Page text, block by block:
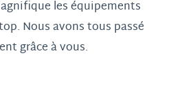
les équipements
Nous avons tous passé
grâce à vous.